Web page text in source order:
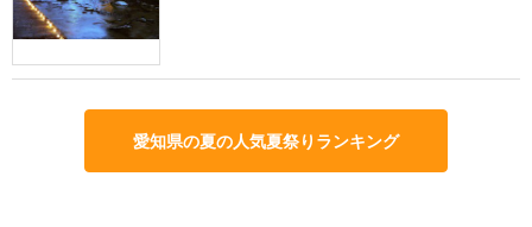
愛知県の夏の人気夏祭りランキング